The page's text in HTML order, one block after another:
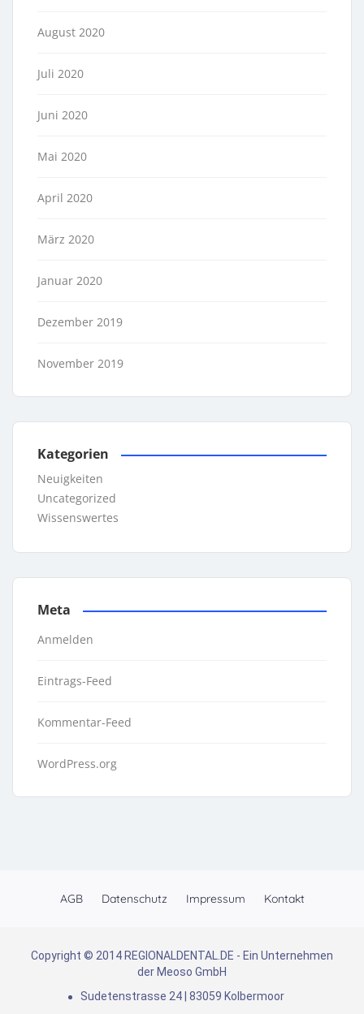
August 2020
Juli 2020
Juni 2020
Mai 2020
April 2020
März 2020
Januar 2020
Dezember 2019
November 2019
Kategorien
Neuigkeiten
Uncategorized
Wissenswertes
Meta
Anmelden
Eintrags-Feed
Kommentar-Feed
WordPress.org
AGB Datenschutz Impressum Kontakt
Copyright © 2014 REGIONALDENTAL.DE - Ein Unternehmen
der Meoso GmbH
Sudetenstrasse 24 | 83059 Kolbermoor